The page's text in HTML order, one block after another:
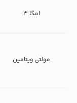
امگا ۳
مولتی ویتامین